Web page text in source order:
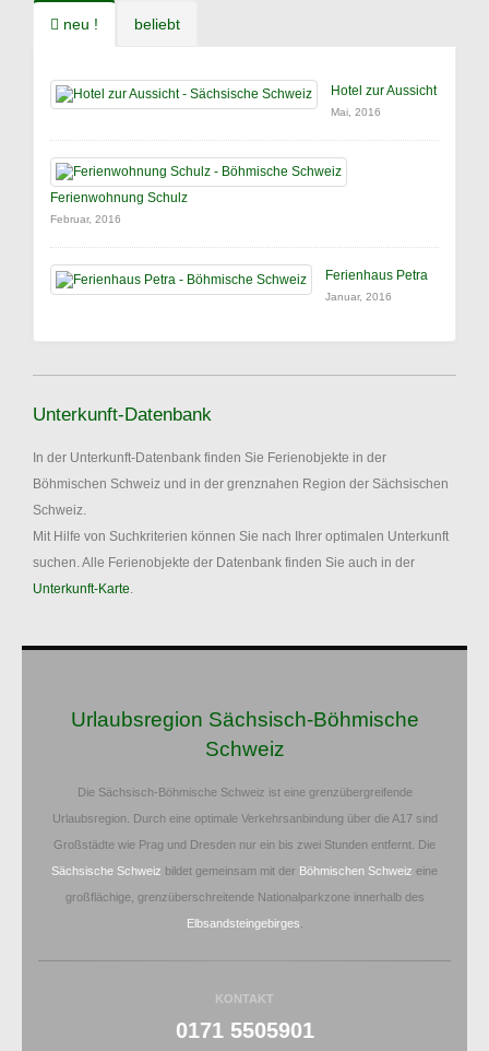
neu ! beliebt
Hotel zur Aussicht
Mai, 2016
Ferienwohnung Schulz
Februar, 2016
Ferienhaus Petra
Januar, 2016
Unterkunft-Datenbank
In der Unterkunft-Datenbank finden Sie Ferienobjekte in der
Böhmischen Schweiz und in der grenznahen Region der Sächsischen
Schweiz.
Mit Hilfe von Suchkriterien können Sie nach Ihrer optimalen Unterkunft
suchen. Alle Ferienobjekte der Datenbank finden Sie auch in der
Unterkunft-Karte.
Urlaubsregion Sächsisch-Böhmische
Schweiz
Die Sächsisch-Böhmische Schweiz ist eine grenzübergreifende
Urlaubsregion. Durch eine optimale Verkehrsanbindung über die A17 sind
Großstädte wie Prag und Dresden nur ein bis zwei Stunden entfernt. Die
Sächsische Schweiz bildet gemeinsam mit der Böhmischen Schweiz eine
großflächige, grenzüberschreitende Nationalparkzone innerhalb des
Elbsandsteingebirges
KONTAKT
0171 5505901